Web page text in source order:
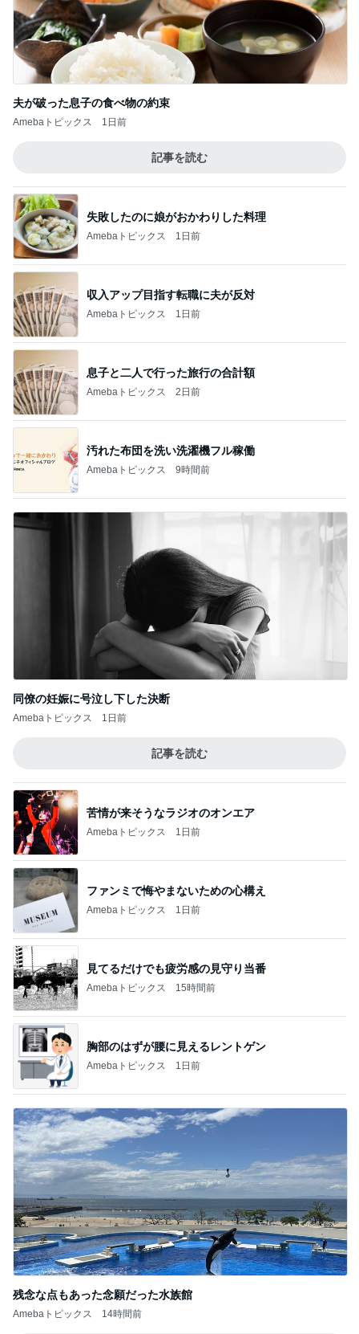
夫が破った息子の食べ物の約束
Amebaトピックス 1日前
記事を読む
失敗したのに娘がおかわりした料理
Amebaトピックス 1日前
収入アップ目指す転職に夫が反対
Amebaトピックス 1日前
息子と二人で行った旅行の合計額
Amebaトピックス 2日前
汚れた布団を洗い洗濯機フル稼働
Amebaトピックス 9時間前
同僚の妊娠に号泣し下した決断
Amebaトピックス 1日前
記事を読む
苦情が来そうなラジオのオンエア
Amebaトピックス 1日前
ファンミで悔やまないための心構え
Amebaトピックス 1日前
見てるだけでも疲労感の見守り当番
Amebaトピックス 15時間前
胸部のはずが腰に見えるレントゲン
Amebaトピックス 1日前
残念な点もあった念願だった水族館
Amebaトピックス 14時間前